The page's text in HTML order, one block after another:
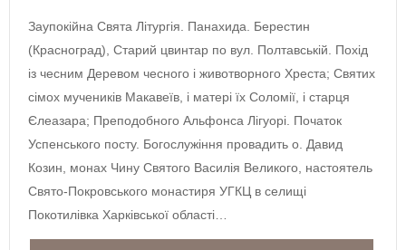
Заупокійна Свята Літургія. Панахида. Берестин
(Красноград), Старий цвинтар по вул. Полтавській. Похід
із чесним Деревом чесного і животворного Хреста; Святих
сімох мучеників Макавеїв, і матері їх Соломії, і старця
Єлеазара; Преподобного Альфонса Лігуорі. Початок
Успенського посту. Богослужіння провадить о. Давид
Козин, монах Чину Святого Василія Великого, настоятель
Свято-Покровського монастиря УГКЦ в селищі
Покотилівка Харківської області…